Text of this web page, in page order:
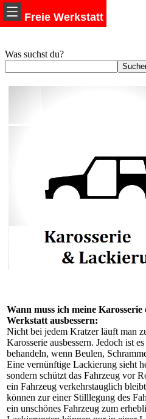
Freie Werkstatt
Was suchst du?
Wann muss ich meine
Werkstatt ausbessern:
Nicht bei jedem Kratzer läuft man
Karosserie ausbessern. Jedoch ist
behandeln, wenn Beulen,
Eine vernünftige Lackierung sieht
sondern schützt das Fahrzeug vor
ein Fahrzeug verkehrstauglich
können zur einer Stilllegung des
ein unschönes Fahrzeug zum